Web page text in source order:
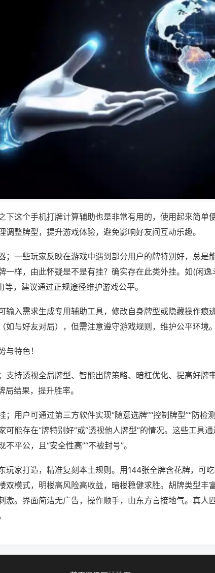
下这个手机打牌计算辅助也是非常有用的，使用起来简单
调整牌型，提升游戏体验，避免影响好友间互动乐趣。
；一些玩家反映在游戏中遇到部分用户的牌特别好，总是
一样，由此怀疑是不是有挂？确实存在此类外挂。如(闲逸
，建议通过正规途径维护游戏公平。
输入需求生成专用辅助工具，修改自身牌型或隐藏操作痕
如与好友对局），但需注意遵守游戏规则，维护公平环境。
与特色！
支持透视全局牌型、智能出牌策略、暗杠优化、提高好牌
结果，提升胜率。
用户可通过第三方软件实现“随意选牌”“控制牌型”“防检测
可能存在“牌特别好”或“透视他人牌型”的情况。这些工具
平公，且“安全性高”“不被封号”。
玩家打造，精准复刻本土规则。用144张全牌含花牌，可
双模式，明楼高风险高收益，暗楼稳健求胜。胡牌类型丰
激。界面简洁无广告，操作顺手，山东方言接地气。真人